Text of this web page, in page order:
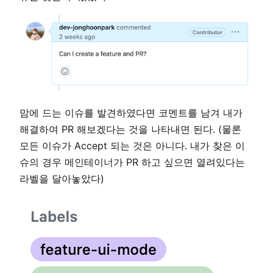
맘에 드는 이슈를 발견하였다면 코멘트를 남겨 내가
해결하여 PR 해보겠다는 것을 나타내면 된다. (물론
모든 이슈가 Accept 되는 것은 아니다. 내가 찾은 이
슈의 경우 메인테이너가 PR 하고 싶으면 열려있다는
라벨을 달아놓았다)